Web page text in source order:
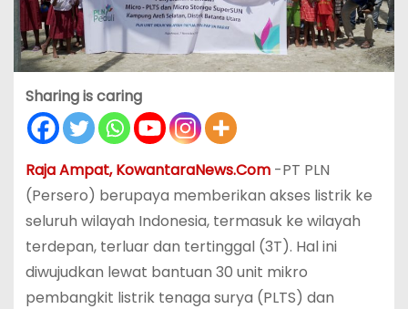
Sharing is caring
Raja Ampat, KowantaraNews.Com -PT PLN
(Persero) berupaya memberikan akses listrik ke
seluruh wilayah Indonesia, termasuk ke wilayah
terdepan, terluar dan tertinggal (3T). Hal ini
diwujudkan lewat bantuan 30 unit mikro
pembangkit listrik tenaga surya (PLTS) dan